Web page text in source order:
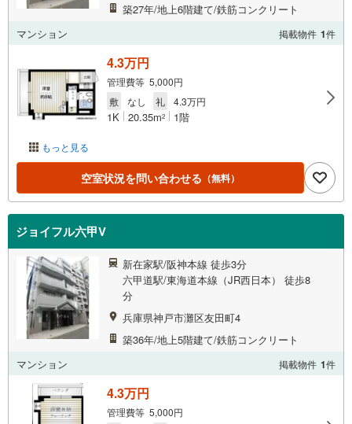
築27年/地上6階建て/鉄筋コンクリート
マンション
掲載物件 1件
もっと見る
4.3万円
管理費等 5,000円
敷
なし 礼 4.3万円
1K 20.35m2 1階
空室状況を問い合わせる （無料）
ジョイフル六甲V
新在家駅/阪神本線 徒歩3分
六甲道駅/東海道本線（JR西日本） 徒歩8
分
兵庫県神戸市灘区友田町4
築36年/地上5階建て/鉄筋コンクリート
マンション
掲載物件 1件
4.3万円
管理費等 5,000円